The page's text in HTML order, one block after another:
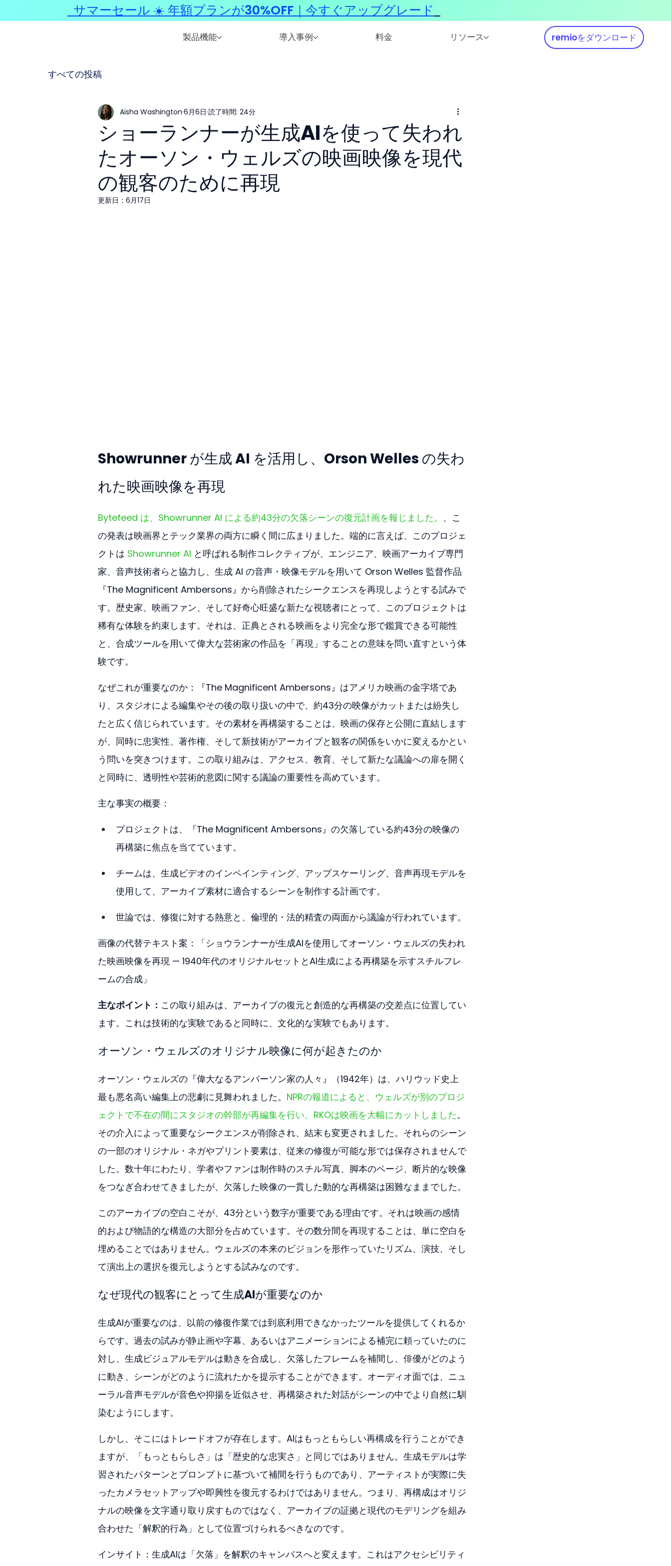
製品機能 導入事例 料金 リソース remioをダウンロード
すべての投稿
ショーランナーが生成AIを使って失われ
たオーソン・ウェルズの映画映像を現代
の観客のために再現
Aisha Washington 6月6日 読了時間: 24分
更新日： 6月17日
Showrunner が生成 AI を活用し、Orson Welles の失わ
れた映画映像を再現
Bytefeed は、Showrunner AI による約43分の欠落シーンの復元計画を報じました。 、こ
の発表は映画界とテック業界の両方に瞬く間に広まりました。端的に言えば、このプロジェ
クトは Showrunner AI と呼ばれる制作コレクティブが、エンジニア、映画アーカイブ専門
家、音声技術者らと協力し、生成 AI の音声・映像モデルを用いて Orson Welles 監督作品
『The Magnificent Ambersons』から削除されたシークエンスを再現しようとする試みで
す。歴史家、映画ファン、そして好奇心旺盛な新たな視聴者にとって、このプロジェクトは
稀有な体験を約束します。それは、正典とされる映画をより完全な形で鑑賞できる可能性
と、合成ツールを用いて偉大な芸術家の作品を「再現」することの意味を問い直すという体
験です。
なぜこれが重要なのか：『The Magnificent Ambersons』はアメリカ映画の金字塔であ
り、スタジオによる編集やその後の取り扱いの中で、約43分の映像がカットまたは紛失し
たと広く信じられています。その素材を再構築することは、映画の保存と公開に直結します
が、同時に忠実性、著作権、そして新技術がアーカイブと観客の関係をいかに変えるかとい
う問いを突きつけます。この取り組みは、アクセス、教育、そして新たな議論への扉を開く
と同時に、透明性や芸術的意図に関する議論の重要性を高めています。
主な事実の概要：
プロジェクトは、『The Magnificent Ambersons』の欠落している約43分の映像の
再構築に焦点を当てています。
チームは、生成ビデオのインペインティング、アップスケーリング、音声再現モデルを
使用して、アーカイブ素材に適合するシーンを制作する計画です。
世論では、修復に対する熱意と、倫理的・法的精査の両面から議論が行われています。
画像の代替テキスト案：「ショウランナーが生成AIを使用してオーソン・ウェルズの失われ
た映画映像を再現 — 1940年代のオリジナルセットとAI生成による再構築を示すスチルフレ
ームの合成」
主なポイント： この取り組みは、アーカイブの復元と創造的な再構築の交差点に位置してい
ます。これは技術的な実験であると同時に、文化的な実験でもあります。
オーソン・ウェルズのオリジナル映像に何が起きたのか
オーソン・ウェルズの『偉大なるアンバーソン家の人々』（1942年）は、ハリウッド史上
最も悪名高い編集上の悲劇に見舞われました。 NPRの報道によると、ウェルズが別のプロジ
ェクトで不在の間にスタジオの幹部が再編集を行い、RKOは映画を大幅にカットしました。
その介入によって重要なシークエンスが削除され、結末も変更されました。それらのシーン
の一部のオリジナル・ネガやプリント要素は、従来の修復が可能な形では保存されませんで
した。数十年にわたり、学者やファンは制作時のスチル写真、脚本のページ、断片的な映像
をつなぎ合わせてきましたが、欠落した映像の一貫した動的な再構築は困難なままでした。
このアーカイブの空白こそが、43分という数字が重要である理由です。それは映画の感情
的および物語的な構造の大部分を占めています。その数分間を再現することは、単に空白を
埋めることではありません。ウェルズの本来のビジョンを形作っていたリズム、演技、そし
て演出上の選択を復元しようとする試みなのです。
なぜ現代の観客にとって生成AIが重要なのか
生成AIが重要なのは、以前の修復作業では到底利用できなかったツールを提供してくれるか
らです。過去の試みが静止画や字幕、あるいはアニメーションによる補完に頼っていたのに
対し、生成ビジュアルモデルは動きを合成し、欠落したフレームを補間し、俳優がどのよう
に動き、シーンがどのように流れたかを提示することができます。オーディオ面では、ニュ
ーラル音声モデルが音色や抑揚を近似させ、再構築された対話がシーンの中でより自然に馴
染むようにします。
しかし、そこにはトレードオフが存在します。AIはもっともらしい再構成を行うことができ
ますが、「もっともらしさ」は「歴史的な忠実さ」と同じではありません。生成モデルは学
習されたパターンとプロンプトに基づいて補間を行うものであり、アーティストが実際に失
ったカメラセットアップや即興性を復元するわけではありません。つまり、再構成はオリジ
ナルの映像を文字通り取り戻すものではなく、アーカイブの証拠と現代のモデリングを組み
合わせた「解釈的行為」として位置づけられるべきなのです。
インサイト：生成AIは「欠落」を解釈のキャンバスへと変えます。これはアクセシビリティ
サマーセール ☀️ 年額プランが30%OFF｜今すぐアップグレード